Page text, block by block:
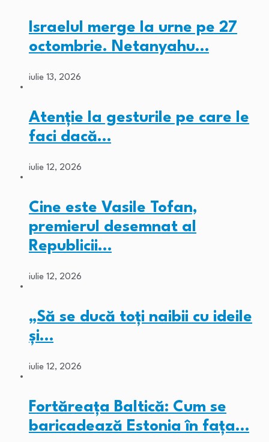
Israelul merge la urne pe 27
octombrie. Netanyahu…
iulie 13, 2026
Atenție la gesturile pe care le
faci dacă…
iulie 12, 2026
Cine este Vasile Tofan,
premierul desemnat al
Republicii…
iulie 12, 2026
„Să se ducă toți naibii cu ideile
și…
iulie 12, 2026
Fortăreața Baltică: Cum se
baricadează Estonia în fața…